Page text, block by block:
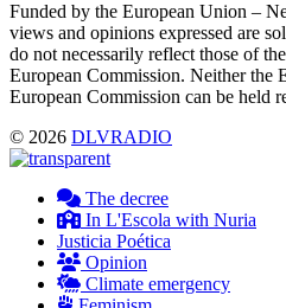
Funded by the European Union –
views and opinions expressed are
do not necessarily reflect those of
European Commission. Neither the
European Commission can be held
© 2026 DLVRADIO
The decree
In L'Escola with Nuria
Justicia Poética
Opinion
Climate emergency